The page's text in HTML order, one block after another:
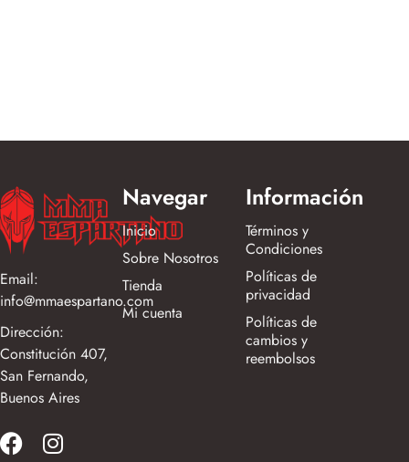
Email:
info@mmaespartano.com
Dirección:
Constitución 407,
San Fernando,
Buenos Aires
Navegar
Inicio
Sobre Nosotros
Tienda
Mi cuenta
Información
Términos y
Condiciones
Políticas de
privacidad
Políticas de
cambios y
reembolsos